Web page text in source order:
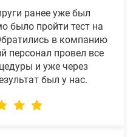
ранее уже был
было пройти тест на
в компанию
персонал провел все
и уже через
был у нас.